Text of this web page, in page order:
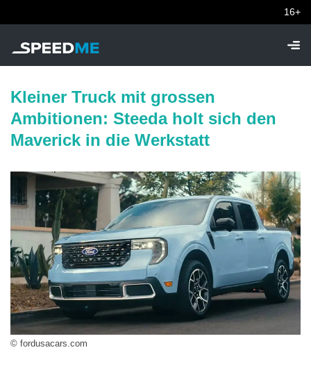
16+
Kleiner Truck mit grossen
Ambitionen: Steeda holt sich den
Maverick in die Werkstatt
© fordusacars.com